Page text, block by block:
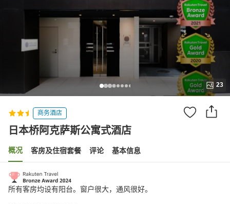
23
商务酒店
日本桥阿克萨斯公寓式酒店
概况 客房及住宿套餐 评论 基本信息
所有客房均设有阳台。窗户很大，通风很好。